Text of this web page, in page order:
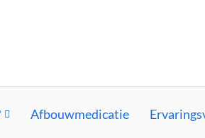
Afbouwmedicatie